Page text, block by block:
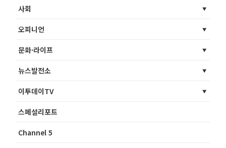
사회
오피니언
문화·라이프
뉴스발전소
이투데이TV
스페셜리포트
Channel 5